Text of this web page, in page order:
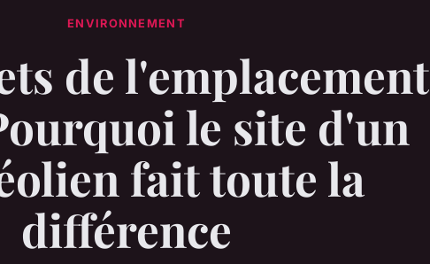
ENVIRONNEMENT
de l'emplacement
le site d'un
fait toute la
différence